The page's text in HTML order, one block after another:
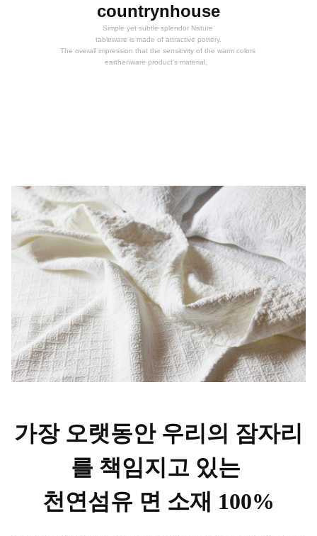
countrynhouse
Simple yet subtle splendor Nature
tableware is made of attractive pottery.
The overall impression that the sensitivity of the warm colors
earthenware product's material,
가장 오랫동안 우리의 잠자리
를 책임지고 있는
천연섬유 면 소재 100%